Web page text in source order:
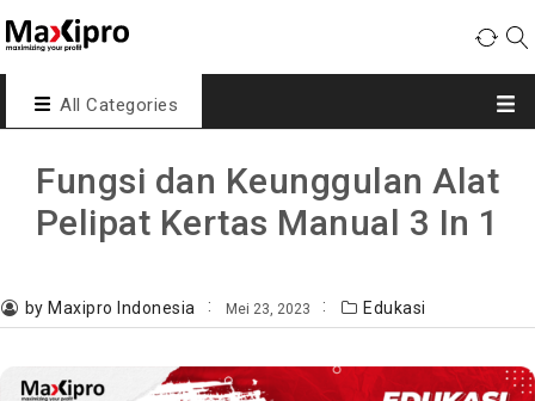
All Categories
Fungsi dan Keunggulan Alat
Pelipat Kertas Manual 3 In 1
by Maxipro Indonesia Mei 23, 2023 Edukasi